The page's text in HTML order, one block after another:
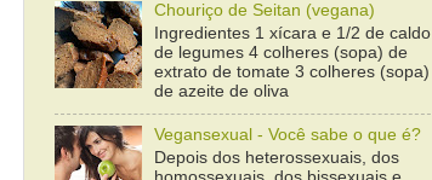
Chouriço de Seitan (vegana)
Ingredientes 1 xícara e 1/2 de caldo
de legumes 4 colheres (sopa) de
extrato de tomate 3 colheres (sopa)
de azeite de oliva
Vegansexual - Você sabe o que é?
Depois dos heterossexuais, dos